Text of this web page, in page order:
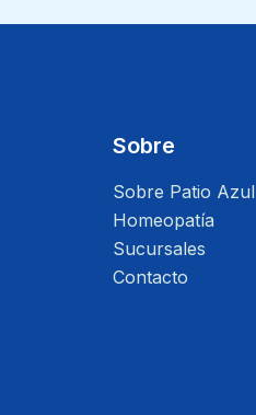
Sobre
Sobre Patio Azul
Homeopatía
Sucursales
Contacto